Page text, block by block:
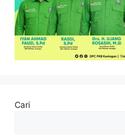
Cari